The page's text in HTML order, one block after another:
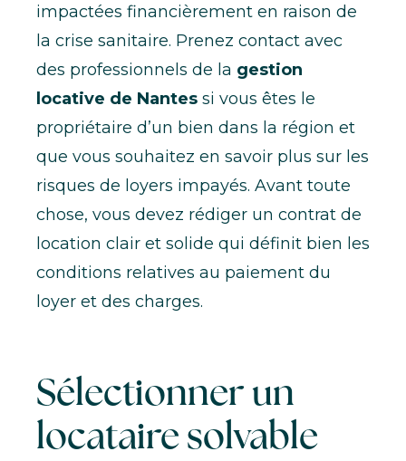
impactées financièrement en raison de
la crise sanitaire. Prenez contact avec
des professionnels de la gestion
locative de Nantes si vous êtes le
propriétaire d’un bien dans la région et
que vous souhaitez en savoir plus sur les
risques de loyers impayés. Avant toute
chose, vous devez rédiger un contrat de
location clair et solide qui définit bien les
conditions relatives au paiement du
loyer et des charges.
Sélectionner un
locataire solvable